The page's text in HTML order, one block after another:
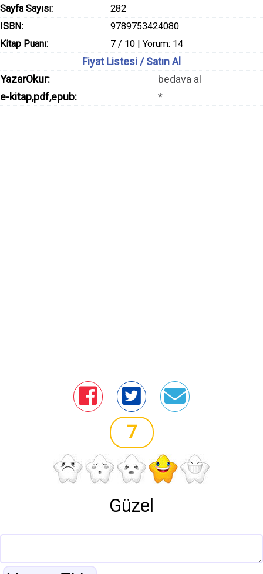
Sayfa Sayısı:
282
ISBN:
9789753424080
Kitap Puanı:
7 / 10 | Yorum: 14
Fiyat Listesi / Satın Al
YazarOkur:
bedava al
e-kitap,pdf,epub:
*
7
Güzel